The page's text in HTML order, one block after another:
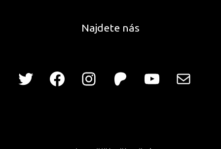
Najdete nás